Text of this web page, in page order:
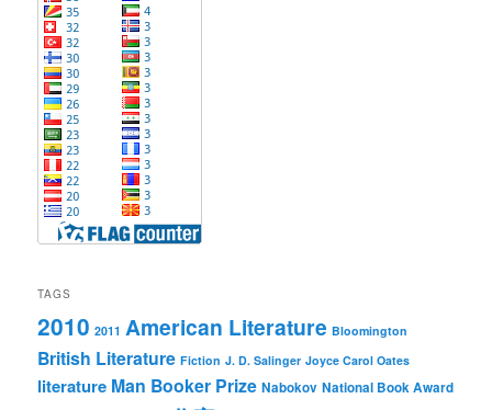
TAGS
2010 2011 American Literature Bloomington
British Literature Fiction J. D. Salinger Joyce Carol Oates
literature Man Booker Prize Nabokov National Book Award